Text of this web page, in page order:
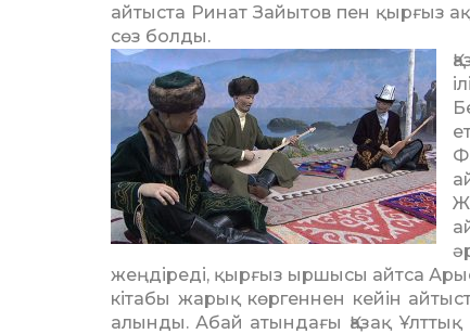
айтыста Ринат Зайытов пен қырғыз
сөз болды.
жеңдіреді, қырғыз ыр­шысы айтса
кітабы жарық көргеннен кейін
алынды. Абай атындағы Қазақ Ұлттық